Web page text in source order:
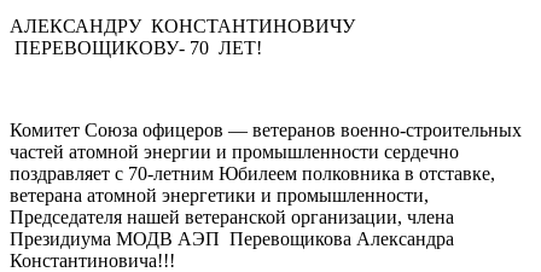
АЛЕКСАНДРУ КОНСТАНТИНОВИЧУ
ПЕРЕВОЩИКОВУ- 70 ЛЕТ!
Комитет Союза офицеров — ветеранов военно-строительных
частей атомной энергии и промышленности сердечно
поздравляет с 70-летним Юбилеем полковника в отставке,
ветерана атомной энергетики и промышленности,
Председателя нашей ветеранской организации, члена
Президиума МОДВ АЭП Перевощикова Александра
Константиновича!!!